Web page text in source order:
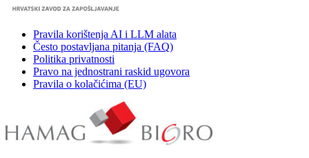
Pravila korištenja AI i LLM alata
Često postavljana pitanja (FAQ)
Politika privatnosti
Pravo na jednostrani raskid ugovora
Pravila o kolačićima (EU)